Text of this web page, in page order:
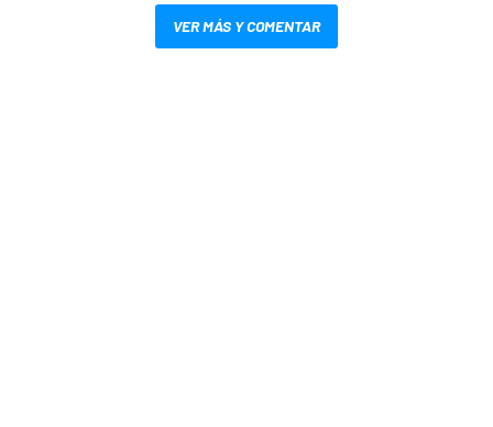
VER MÁS Y COMENTAR